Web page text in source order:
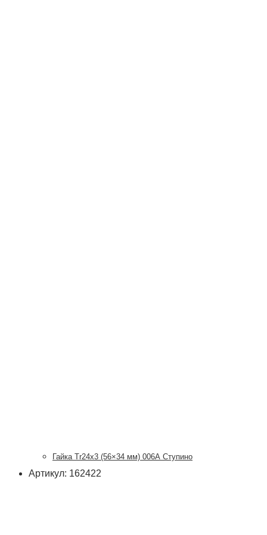
Гайка Tr24x3 (56×34 мм) 006А Ступино
Артикул: 162422